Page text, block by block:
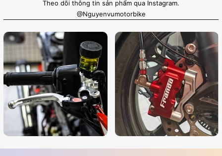
Theo dõi thông tin sản phẩm qua Instagram.
@Nguyenvumotorbike